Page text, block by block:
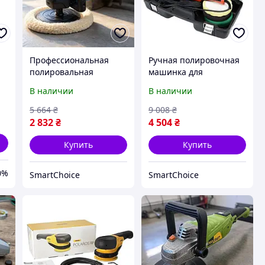
Профессиональная
полировальная
пуском Makita 1200W,
Полировочная
машинка для
В наличии
2 832 ₴
5 664 ₴
Купить
SmartChoice
Ручная полировочная
машинка для
150мм YATO,
Профессиональная
полировальная
В наличии
4 504₴
9 008 ₴
Купить
SmartChoice